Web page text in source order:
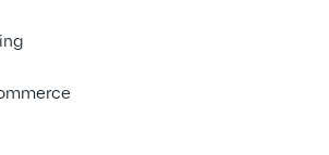
der
in